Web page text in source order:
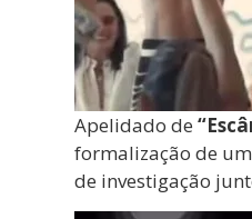
Apelidado de
formalização de
de investigação